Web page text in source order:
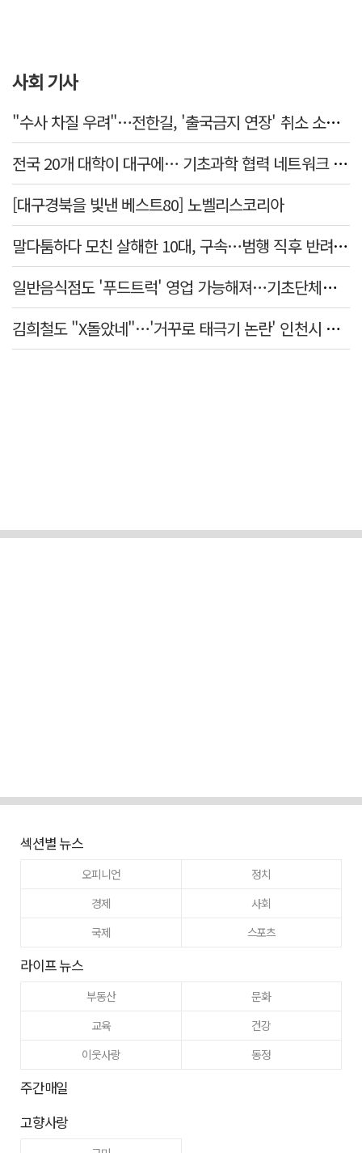
사회 기사
"수사 차질 우려"…전한길, '출국금지 연장' 취소 소송 패소
전국 20개 대학이 대구에… 기초과학 협력 네트워크 출범하다
[대구경북을 빛낸 베스트80] 노벨리스코리아
말다툼하다 모친 살해한 10대, 구속…범행 직후 반려견도 죽여
일반음식점도 '푸드트럭' 영업 가능해져…기초단체별 조례 개정 움직임
김희철도 "X돌았네"…'거꾸로 태극기 논란' 인천시 현수막, 이틀 만에 철거
섹션별 뉴스
오피니언
정치
경제
사회
국제
스포츠
라이프 뉴스
부동산
문화
교육
건강
이웃사랑
동정
주간매일
고향사랑